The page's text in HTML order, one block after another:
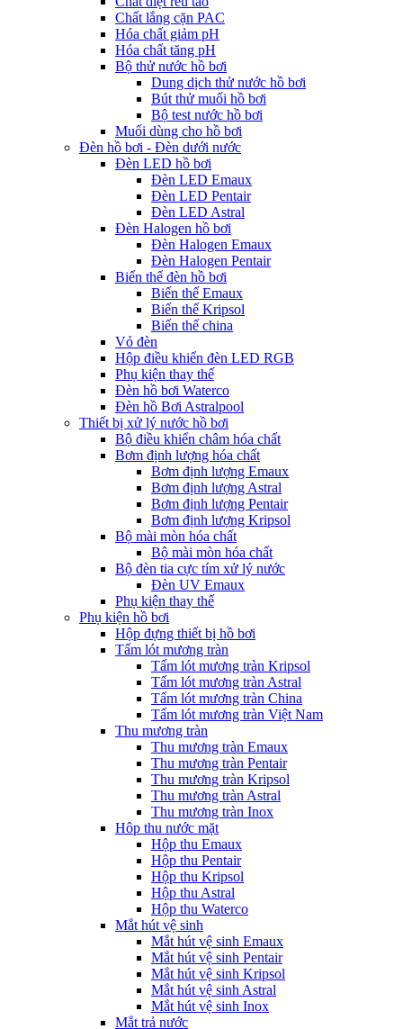
Chất lắng cặn PAC
Hóa chất giảm pH
Hóa chất tăng pH
Bộ thử nước hồ bơi
Dung dịch thử nước hồ bơi
Bút thử muối hồ bơi
Bộ test nước hồ bơi
Muối dùng cho hồ bơi
Đèn hồ bơi - Đèn dưới nước
Đèn LED hồ bơi
Đèn LED Emaux
Đèn LED Pentair
Đèn LED Astral
Đèn Halogen hồ bơi
Đèn Halogen Emaux
Đèn Halogen Pentair
Biến thế đèn hồ bơi
Biến thế Emaux
Biến thế Kripsol
Biến thế china
Vỏ đèn
Hộp điều khiển đèn LED RGB
Phụ kiện thay thế
Đèn hồ bơi Waterco
Đèn hồ Bơi Astralpool
Thiết bị xử lý nước hồ bơi
Bộ điều khiển châm hóa chất
Bơm định lượng hóa chất
Bơm định lượng Emaux
Bơm định lượng Astral
Bơm định lượng Pentair
Bơm định lượng Kripsol
Bộ mài mòn hóa chất
Bộ mài mòn hóa chất
Bộ đèn tia cực tím xử lý nước
Đèn UV Emaux
Phụ kiện thay thế
Phụ kiện hồ bơi
Hộp đựng thiết bị hồ bơi
Tấm lót mương tràn
Tấm lót mương tràn Kripsol
Tấm lót mương tràn Astral
Tấm lót mương tràn China
Tấm lót mương tràn Việt Nam
Thu mương tràn
Thu mương tràn Emaux
Thu mương tràn Pentair
Thu mương tràn Kripsol
Thu mương tràn Astral
Thu mương tràn Inox
Hôp thu nước mặt
Hộp thu Emaux
Hộp thu Pentair
Hộp thu Kripsol
Hộp thu Astral
Hộp thu Waterco
Mắt hút vệ sinh
Mắt hút vệ sinh Emaux
Mắt hút vệ sinh Pentair
Mắt hút vệ sinh Kripsol
Mắt hút vệ sinh Astral
Mắt hút vệ sinh Inox
Mắt trả nước